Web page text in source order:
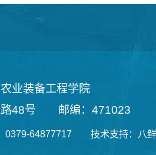
业装备工程学院
路48号 邮编：471023
0379-64877717 技术支持：八